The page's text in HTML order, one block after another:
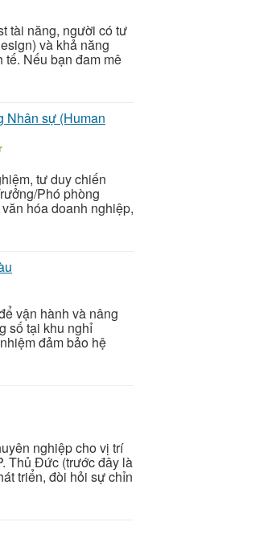
tài năng, người có tư
và khả năng
Nếu bạn đam mê
Nhân sự (Human
tư duy chiến
Phó phòng
hóa doanh nghiệp,
vận hành và nâng
số tại khu nghỉ
đảm bảo hệ
nghiệp cho vị trí
Thủ Đức (trước đây là
triển, đòi hỏi sự chỉn